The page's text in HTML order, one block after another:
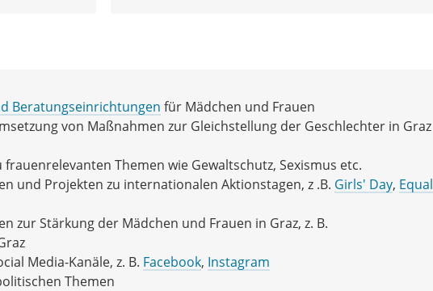
Beratungseinrichtungen für Mädchen und Frauen
von Maßnahmen zur Gleichstellung der Geschlechter in Graz
Themen wie Gewaltschutz, Sexismus etc.
und Projekten zu internationalen Aktionstagen, z .B. Girls' Day, Equal
zur Stärkung der Mädchen und Frauen in Graz, z. B.
Media-Kanäle, z. B. Facebook, Instagram
Themen